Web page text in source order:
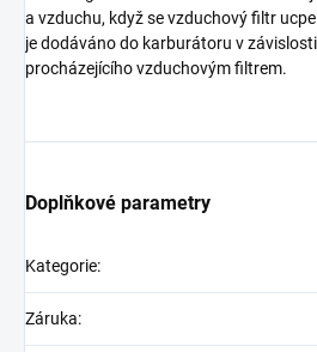
a vzduchu, když se vzduchový filtr
je dodáváno do karburátoru v
procházejícího vzduchovým filtrem.
Doplňkové parametry
Kategorie:
Záruka: